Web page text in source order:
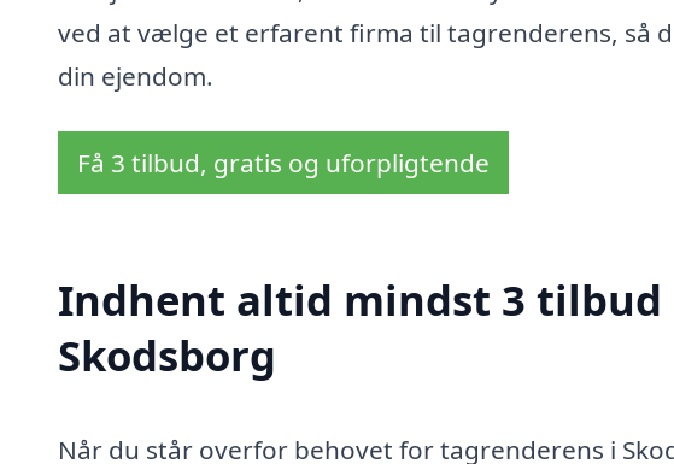
ved at vælge et erfarent firma til tagrenderens, så
din ejendom.
Få 3 tilbud, gratis og uforpligtende
Indhent altid mindst 3 tilbud
Skodsborg
Når du står overfor behovet for tagrenderens i